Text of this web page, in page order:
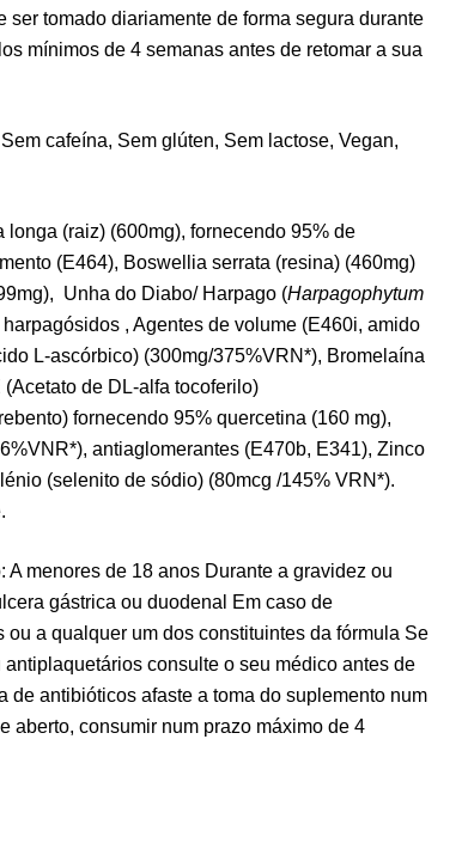
tomado diariamente de forma segura durante
mínimos de 4 semanas antes de retomar a sua
cafeína, Sem glúten, Sem lactose, Vegan,
longa (raiz) (600mg), fornecendo 95% de
(E464), Boswellia serrata (resina) (460mg)
Unha do Diabo/ Harpago (Harpagophytum
, Agentes de volume (E460i, amido
L-ascórbico) (300mg/375%VRN*), Bromelaína
de DL-alfa tocoferilo)
fornecendo 95% quercetina (160 mg),
antiaglomerantes (E470b, E341), Zinco
(selenito de sódio) (80mcg /145% VRN*).
A menores de 18 anos Durante a gravidez ou
gástrica ou duodenal Em caso de
a qualquer um dos constituintes da fórmula Se
consulte o seu médico antes de
de antibióticos afaste a toma do suplemento num
aberto, consumir num prazo máximo de 4